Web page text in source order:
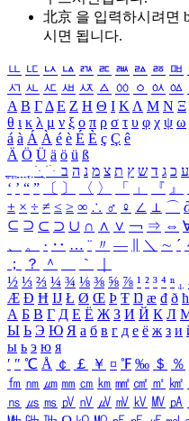
北京 을 입력하시려면
시면 됩니다.
ㅥ ㅦ ㅧ ㅨ ㅩ ㅪ ㅫ ㅬ ㅭ ㅮ
ㅺ ㅻ ㅼ ㅽ ㅾ ㅿ ㆀ ㆁ ㆂ ㆃ
Α Β ΓΔ Ε Ζ Η Θ Ι ΚΛ Μ Ν Ξ
θ ι κ λ μ ν ξ ο π ρ σ τ υ φ χ ψ ω
á à Á À é è É È ç Ç ê
Ä Ö Ü ä ö ü ß
ִֶֹ ֻּ ׁׂ ע כ ג ד ש ץ ת צ מ נ ה ב
‘ ’ “ ” 〔 〕 〈 〉 「 」 『 』
± × ÷ ≠ ≤ ≥ ∞ ∴ ♂ ♀ ∠ ⊥ ⌒
⊆ ⊇ ⊂ ⊃ ∪ ∩ ∧ ∨ ￢ ⇒ ⇔
、
。 · ‥ … ¨ 〃 ― ＼ ∼ ´
；
？ ＾ ｀
½ ⅓ ⅔ ¼ ¾ ⅛ ⅜ ⅝ ⅞ ¹ ² ³ ⁴ ⁿ ₁
Æ Ð Ħ Ĳ Ł Ø Œ Þ Ŧ Ŋ æ đ ð ħ
А Б В Г Д Е Ё Ж З И Й К Л
Ы Ь Э Ю Я а б в г д е ё ж з и
ы ь э ю я
′ ″ ℃ Å ￠ ￡ ￥ ¤ ℉ ‰ ＄ ％
㎙ ㎚ ㎛ ㎜ ㎝ ㎞ ㎟ ㎠ ㎡ ㎢
㎱ ㎲ ㎳ ㎴ ㎵ ㎶ ㎷ ㎸ ㎹ ㎀